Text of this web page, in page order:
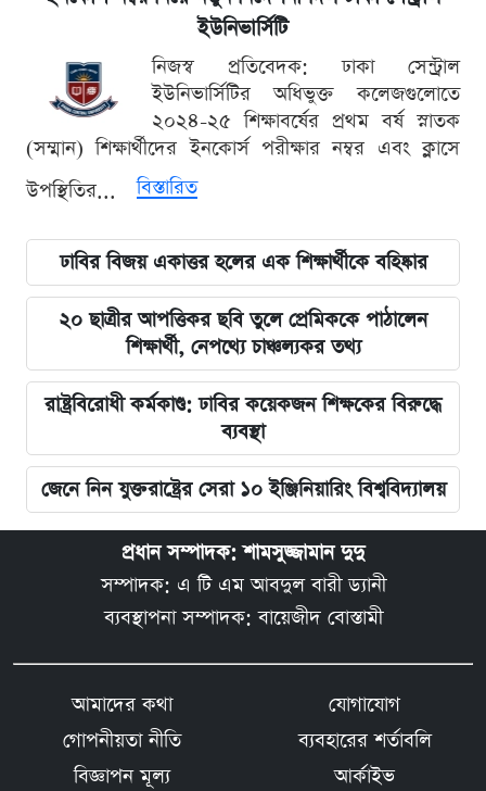
ইউনিভার্সিটি
নিজস্ব প্রতিবেদক: ঢাকা সেন্ট্রাল
ইউনিভার্সিটির অধিভুক্ত কলেজগুলোতে
২০২৪-২৫ শিক্ষাবর্ষের প্রথম বর্ষ স্নাতক
(সম্মান) শিক্ষার্থীদের ইনকোর্স পরীক্ষার নম্বর এবং ক্লাসে
উপস্থিতির...
বিস্তারিত
ঢাবির বিজয় একাত্তর হলের এক শিক্ষার্থীকে বহিষ্কার
২০ ছাত্রীর আপত্তিকর ছবি তুলে প্রেমিককে পাঠালেন
শিক্ষার্থী, নেপথ্যে চাঞ্চল্যকর তথ্য
রাষ্ট্রবিরোধী কর্মকাণ্ড: ঢাবির কয়েকজন শিক্ষকের বিরুদ্ধে
ব্যবস্থা
জেনে নিন যুক্তরাষ্ট্রের সেরা ১০ ইঞ্জিনিয়ারিং বিশ্ববিদ্যালয়
প্রধান সম্পাদক: শামসুজ্জামান দুদু
সম্পাদক: এ টি এম আবদুল বারী ড্যানী
ব্যবস্থাপনা সম্পাদক: বায়েজীদ বোস্তামী
আমাদের কথা
যোগাযোগ
গোপনীয়তা নীতি
ব্যবহারের শর্তাবলি
বিজ্ঞাপন মূল্য
আর্কাইভ